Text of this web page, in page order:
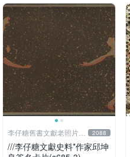
李仔糖舊書文獻老照片名
人收藏館
2088
///李仔糖文獻史料*作家邱坤